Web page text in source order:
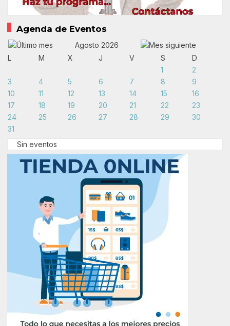
Agenda de Eventos
Agosto 2026
L
M X J V S
D
1
2
3
4 5 6 7 8
9
10
11 12 13 14 15
16
17
18 19 20 21 22
23
24
25 26 27 28 29
30
31
Sin eventos